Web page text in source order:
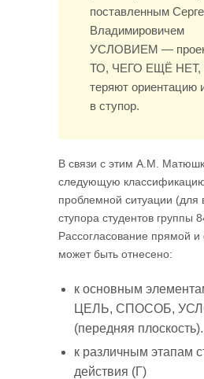
поставленным
Владимировичем
УСЛОВИЕМ —
ТО, ЧЕГО ЕЩЁ НЕТ,
теряют ориентацию
в ступор.
В связи с этим А.М.
следующую
проблемной ситуации (для
ступора студентов группы
Рассогласование прямой и
может быть отнесено:
к основным
ЦЕЛЬ, СПОСОБ,
(передняя плоскость).
к различным этапам
действия (Г)